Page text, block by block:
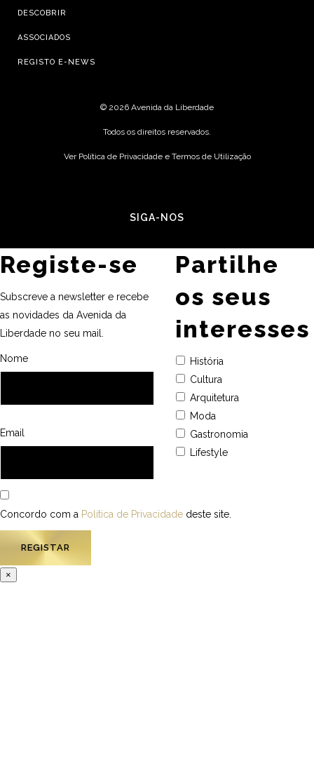
DESCOBRIR
ASSOCIADOS
REGISTO E-NEWS
© 2026 Avenida da Liberdade
Todos os direitos reservados.
Ver Política de Privacidade e Termos de Utilização
SIGA-NOS
Registe-se
Subscreve a newsletter e recebe
as novidades da Avenida da
Liberdade no seu mail.
Nome
Email
Partilhe
os seus
interesses
História
Cultura
Arquitetura
Moda
Gastronomia
Lifestyle
Concordo com a Política de Privacidade deste site.
×